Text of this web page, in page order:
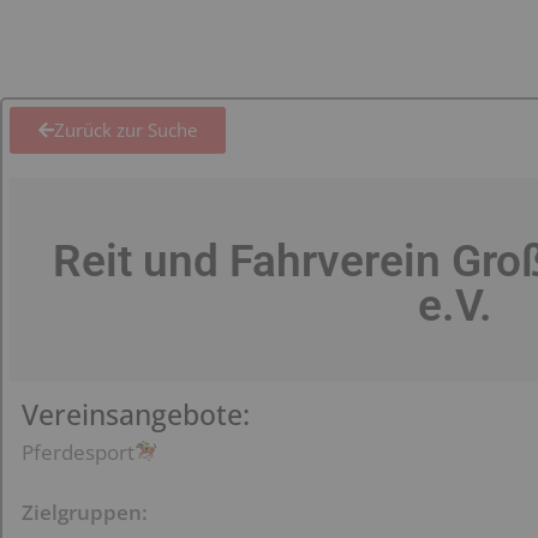
Zurück zur Suche
Reit und Fahrverein
e.V.
Vereinsangebote:
Pferdesport
Zielgruppen: